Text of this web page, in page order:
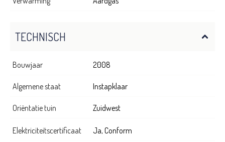
TECHNISCH
Bouwjaar 2008
Algemene staat Instapklaar
Oriëntatie tuin Zuidwest
Elektriciteitscertificaat Ja, Conform